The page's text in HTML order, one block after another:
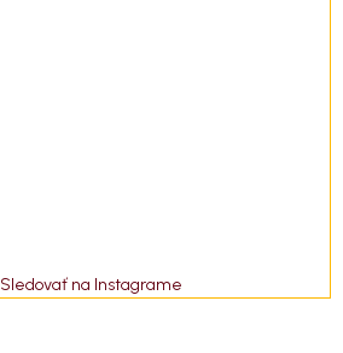
Sledovať na Instagrame